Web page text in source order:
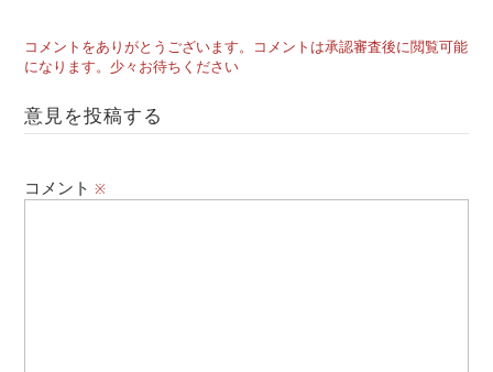
コメントをありがとうございます。コメントは承認審査後に閲覧可能
になります。少々お待ちください
意見を投稿する
コメント※